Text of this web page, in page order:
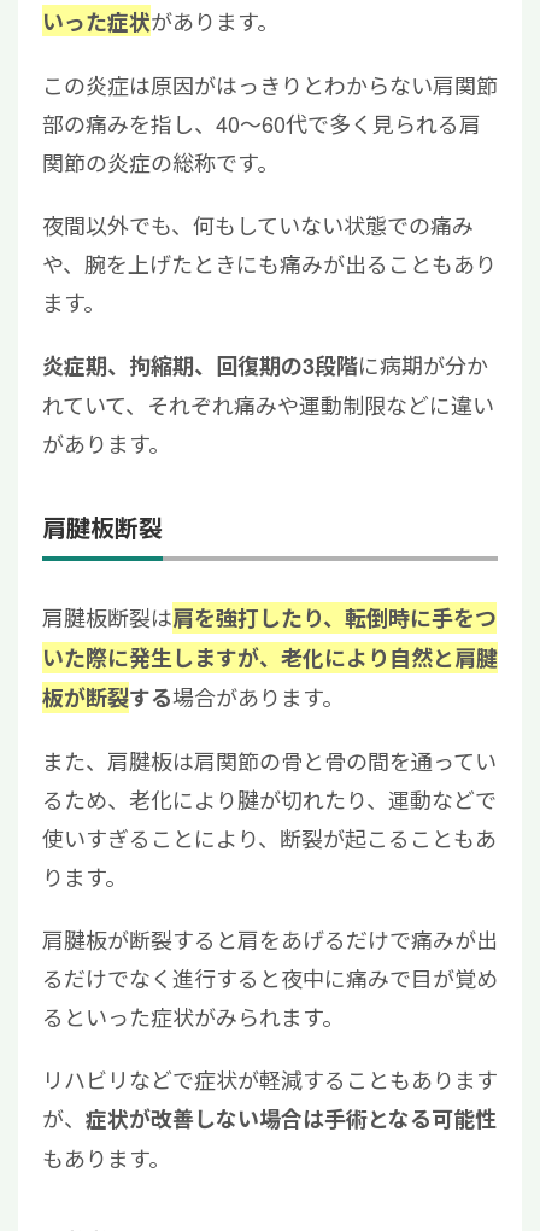
いった症状があります。
この炎症は原因がはっきりとわからない肩関節
部の痛みを指し、40〜60代で多く見られる肩
関節の炎症の総称です。
夜間以外でも、何もしていない状態での痛み
や、腕を上げたときにも痛みが出ることもあり
ます。
炎症期、拘縮期、回復期の3段階に病期が分か
れていて、それぞれ痛みや運動制限などに違い
があります。
肩腱板断裂
肩腱板断裂は肩を強打したり、転倒時に手をつ
いた際に発生しますが、老化により自然と肩腱
板が断裂する場合があります。
また、肩腱板は肩関節の骨と骨の間を通ってい
るため、老化により腱が切れたり、運動などで
使いすぎることにより、断裂が起こることもあ
ります。
肩腱板が断裂すると肩をあげるだけで痛みが出
るだけでなく進行すると夜中に痛みで目が覚め
るといった症状がみられます。
リハビリなどで症状が軽減することもあります
が、 症状が改善しない場合は手術となる可能性
もあります。